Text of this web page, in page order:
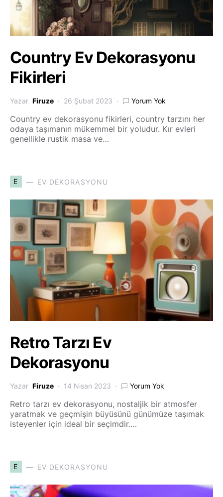
Country Ev Dekorasyonu
Fikirleri
Yazar Firuze 26 Şubat 2023 Yorum Yok
Country ev dekorasyonu fikirleri, country tarzını her
odaya taşımanın mükemmel bir yoludur. Kır evleri
genellikle rustik masa ve…
E EV DEKORASYONU
Retro Tarzı Ev
Dekorasyonu
Yazar Firuze 14 Nisan 2023 Yorum Yok
Retro tarzı ev dekorasyonu, nostaljik bir atmosfer
yaratmak ve geçmişin büyüsünü günümüze taşımak
isteyenler için ideal bir seçimdir.…
E EV DEKORASYONU